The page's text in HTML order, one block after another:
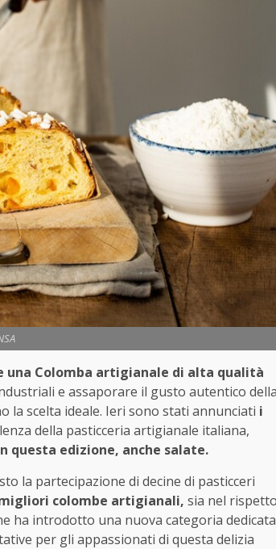
una Colomba artigianale di alta qualità
e assaporare il gusto autentico
la scelta ideale. Ieri sono stati annunciati i
della pasticceria artigianale italiana,
questa edizione, anche salate.
la partecipazione di decine di pasticceri
colombe artigianali, sia nel
ha introdotto una nuova categoria dedicata
per gli appassionati di questa delizia